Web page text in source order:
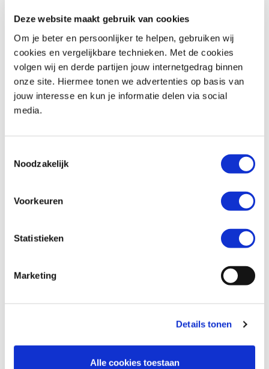
Deze website maakt gebruik van cookies
Om je beter en persoonlijker te helpen, gebruiken wij
cookies en vergelijkbare technieken. Met de cookies
volgen wij en derde partijen jouw internetgedrag binnen
onze site. Hiermee tonen we advertenties op basis van
jouw interesse en kun je informatie delen via social
media.
Noodzakelijk
Voorkeuren
Statistieken
Marketing
Details tonen
Alle cookies toestaan
Honda CMX 500 REBEL
€ 6.290,-
Uit2020
TriumphStreet Triple R 675
€ 4.999,-
MotoPort Hillegom
MotoPort Hillegom